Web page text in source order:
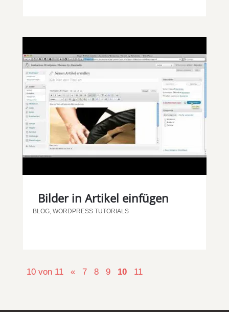
Bilder in Artikel einfügen
BLOG, WORDPRESS TUTORIALS
10 von 11 « 7 8 9 10 11